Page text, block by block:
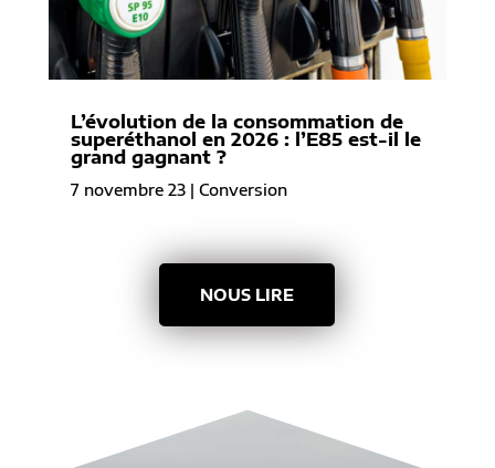
L’évolution de la consommation de
superéthanol en 2026 : l’E85 est-il le
grand gagnant ?
7 novembre 23| Conversion
NOUS LIRE